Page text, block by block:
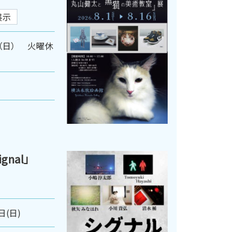
示
日） 火曜休
」
(日)